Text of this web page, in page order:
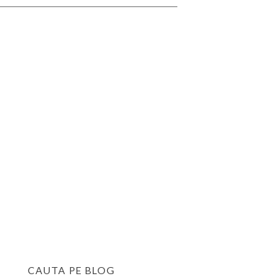
CAUTA PE BLOG